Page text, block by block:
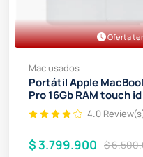
Oferta
Mac usados
Portátil Apple
Pro 16Gb RAM touch id
4.0
$ 3.799.900 $